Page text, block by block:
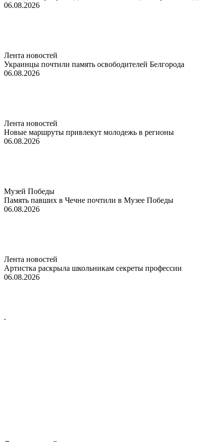
06.08.2026
Лента новостей
Украинцы почтили память освободителей Белгорода
06.08.2026
Лента новостей
Новые маршруты привлекут молодежь в регионы
06.08.2026
Музей Победы
Память павших в Чечне почтили в Музее Победы
06.08.2026
Лента новостей
Артистка раскрыла школьникам секреты профессии
06.08.2026